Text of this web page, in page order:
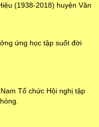
(1938-2018) huyện Văn
ứng học tập suốt đời
Tổ chức Hội nghị tập